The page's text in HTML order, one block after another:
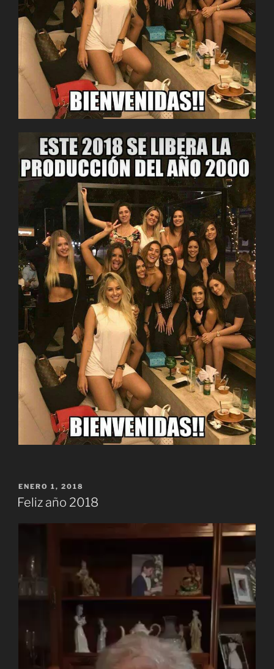
PUBLICADO
EL
ENERO 1, 2018
Feliz año 2018
vídeo